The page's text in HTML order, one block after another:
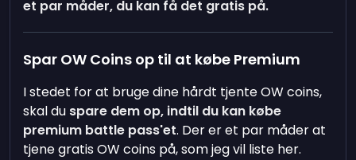
et par måder, du kan få det gratis på.
Spar OW Coins op til at købe Premium
I stedet for at bruge dine hårdt tjente OW coins,
skal du spare dem op, indtil du kan købe
premium battle pass'et. Der er et par måder at
tjene gratis OW coins på, som jeg vil liste her.